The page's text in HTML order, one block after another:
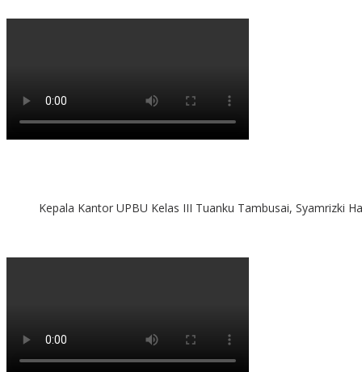
Kepala Kantor UPBU Kelas III Tuanku Tambusai, Syamrizki